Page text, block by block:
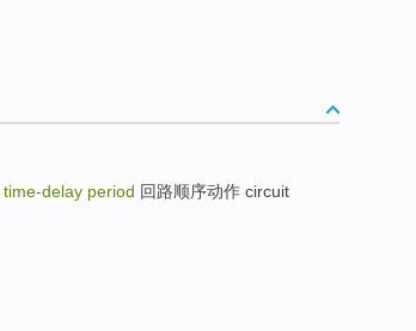
time-delay period 回路顺序动作 circuit